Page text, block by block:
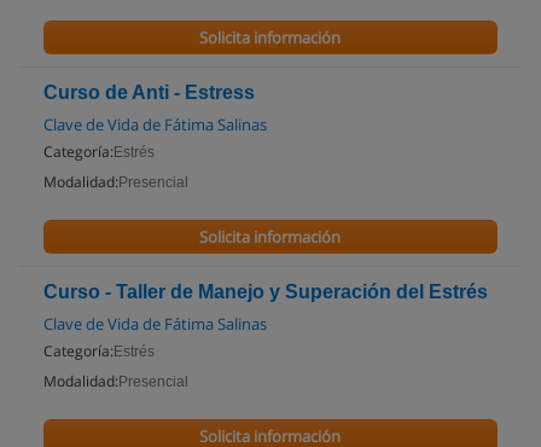
Solicita información
Curso de Anti - Estress
Clave de Vida de Fátima Salinas
Categoría: Estrés
Modalidad: Presencial
Solicita información
Curso - Taller de Manejo y Superación del Estrés
Clave de Vida de Fátima Salinas
Categoría: Estrés
Modalidad: Presencial
Solicita información